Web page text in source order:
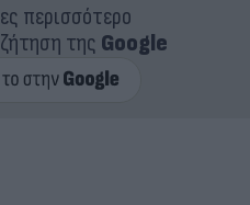
περισσότερο
της Google